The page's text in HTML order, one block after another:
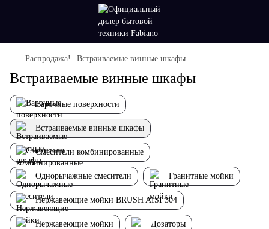
Распродажа! Встраиваемые винные шкафы
Встраиваемые винные шкафы
Варочные поверхности
Встраиваемые винные шкафы
Смесители комбинированные
Однорычажные смесители Гранитные мойки
Нержавеющие мойки BRUSH AISI 304
Нержавеющие мойки Дозаторы